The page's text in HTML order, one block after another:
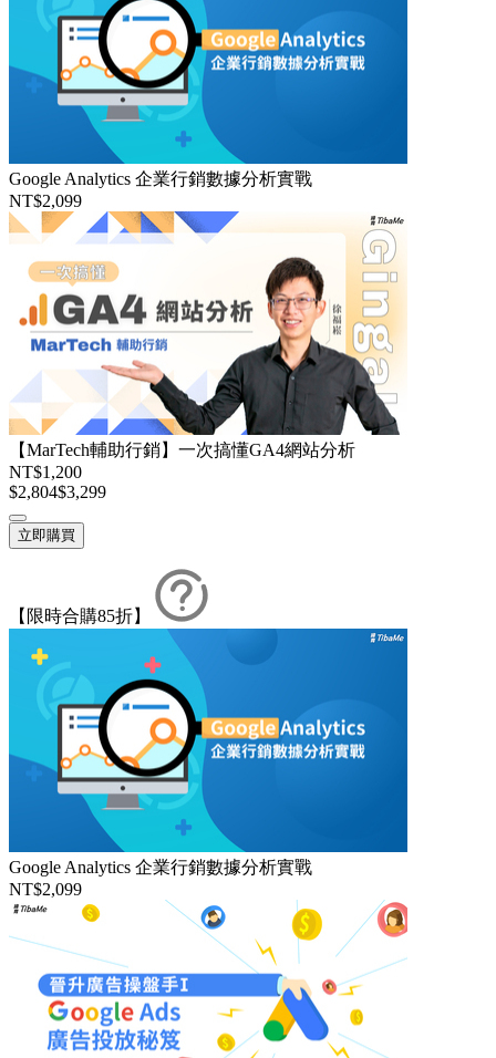
Google Analytics 企業行銷數據分析實戰
NT$2,099
【MarTech輔助行銷】一次搞懂GA4網站分析
NT$1,200
$2,804$3,299
立即購買
【限時合購85折】
Google Analytics 企業行銷數據分析實戰
NT$2,099